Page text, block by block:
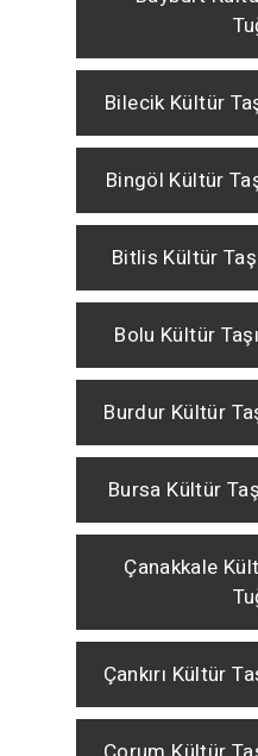
Bilecik Kültür
Bingöl Kültür
Bitlis Kültür
Bolu Kültür
Burdur Kültür
Bursa Kültür
Çanakkale
Çankırı Kültür